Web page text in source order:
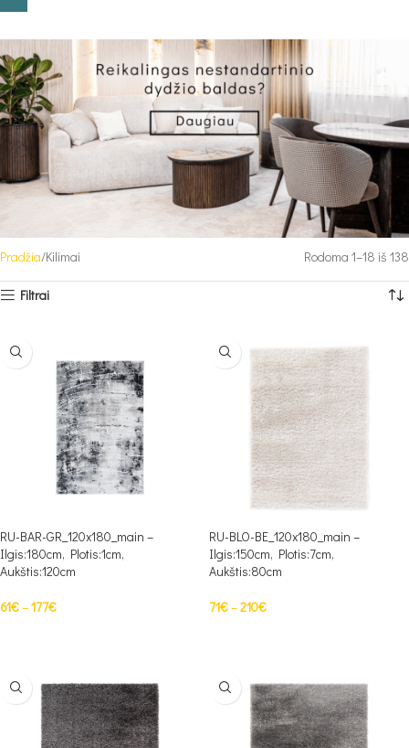
Pradžia Kilimai Rodoma 1–18 iš 138
Filtrai
RU-BAR-GR_120x180_main –
Ilgis:180cm, Plotis:1cm,
Aukštis:120cm
61€–177€
RU-BLO-BE_120x180_main –
Ilgis:150cm, Plotis:7cm,
Aukštis:80cm
71€–210€